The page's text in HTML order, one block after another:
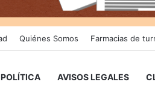
Quiénes Somos Farmacias de
POLÍTICA AVISOS LEGALES